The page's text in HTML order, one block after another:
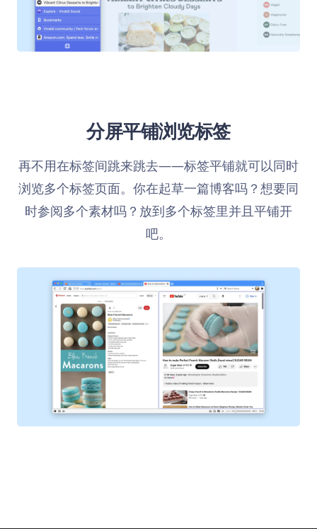
分屏平铺浏览标签
再不用在标签间跳来跳去——标签平铺就可以同时
浏览多个标签页面。你在起草一篇博客吗？想要同
时参阅多个素材吗？放到多个标签里并且平铺开
吧。